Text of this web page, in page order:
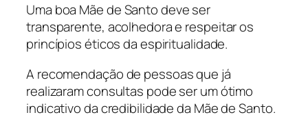
Uma boa Mãe de Santo deve ser
transparente, acolhedora e respeitar os
princípios éticos da espiritualidade.
A recomendação de pessoas que já
realizaram consultas pode ser um ótimo
indicativo da credibilidade da Mãe de Santo.